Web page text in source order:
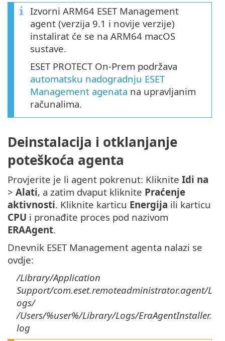
Izvorni ARM64 ESET Management
agent (verzija 9.1 i novije verzije)
instalirat će se na ARM64 macOS
sustave.
ESET PROTECT On-Prem podržava
automatsku nadogradnju ESET
Management agenata na upravljanim
računalima.
Deinstalacija i otklanjanje
poteškoća agenta
Provjerite je li agent pokrenut: Kliknite Idi na
> Alati, a zatim dvaput kliknite Praćenje
aktivnosti. Kliknite karticu Energija ili karticu
CPU i pronađite proces pod nazivom
ERAAgent.
Dnevnik ESET Management agenta nalazi se
ovdje:
/Library/Application
Support/com.eset.remoteadministrator.agent/L
ogs/
/Users/%user%/Library/Logs/EraAgentInstaller.
log